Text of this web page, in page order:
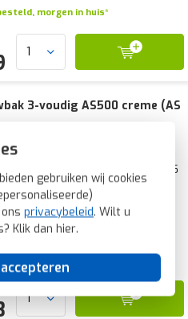
gebruiken wij cookies
privacybeleid. Wilt u
Klik dan hier.
morgen in huis*
3-voudig AS500 creme (AS
voor basiselementen met
AS 500/A-range (zie lijst met
AS 500, crème. Afm.: 227 x 85
zeer krasvast en glanzend. Incl.
en afdekraam.
9 stuk(s)
morgen in huis*